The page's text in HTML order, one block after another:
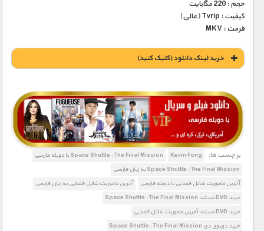
حجم : 220 مگابایت
کیفیت : Tvrip (عالی)
فرمت : MKV
خريد لينک دانلود (کليک کنيد)
1900 تومان – خريد لينک دانلود (افزودن به سبد خريد)
برچسب ها: Kevin Fong
Space Shuttle : The Final Mission با دوبله فارسی
Space Shuttle : The Final Mission به زبان فارسی
آخرین ماموریت شاتل فضایی با دوبله فارسی
آخرین ماموریت شاتل فضایی به زبان فارسی
خرید DVD مستند Space Shuttle : The Final Mission
خرید DVD مستند آخرین ماموریت شاتل فضایی
خرید دی وی دی Space Shuttle : The Final Mission